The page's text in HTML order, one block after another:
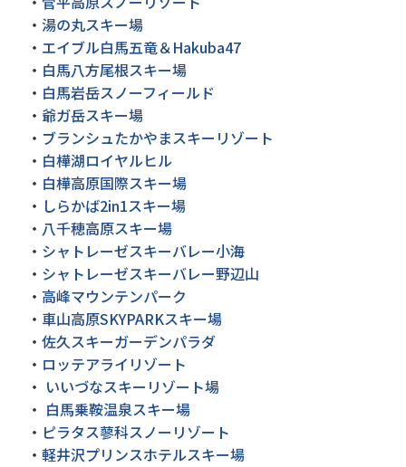
・ 湯の丸スキー場
・ エイブル白馬五竜＆Hakuba47
・ 白馬八方尾根スキー場
・ 白馬岩岳スノーフィールド
・ 爺ガ岳スキー場
・ ブランシュたかやまスキーリゾート
・ 白樺湖ロイヤルヒル
・ 白樺高原国際スキー場
・ しらかば2in1スキー場
・ 八千穂高原スキー場
・ シャトレーゼスキーバレー小海
・ シャトレーゼスキーバレー野辺山
・ 高峰マウンテンパーク
・ 車山高原SKYPARKスキー場
・ 佐久スキーガーデンパラダ
・ ロッテアライリゾート
・ いいづなスキーリゾート場
・ 白馬乗鞍温泉スキー場
・ ピラタス蓼科スノーリゾート
・ 軽井沢プリンスホテルスキー場